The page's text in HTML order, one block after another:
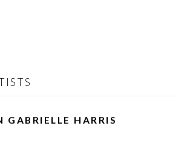
GABRIELLE HARRIS